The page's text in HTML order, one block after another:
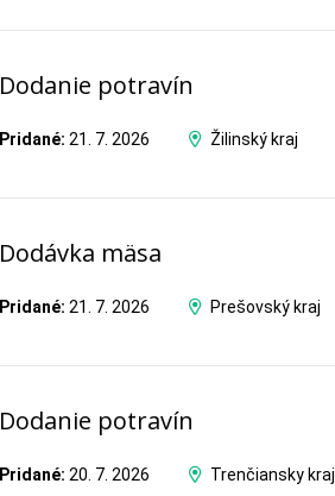
Dodanie potravín
Pridané: 21. 7. 2026 Žilinský kraj
Dodávka mäsa
Pridané: 21. 7. 2026 Prešovský kraj
Dodanie potravín
Pridané: 20. 7. 2026 Trenčiansky kraj